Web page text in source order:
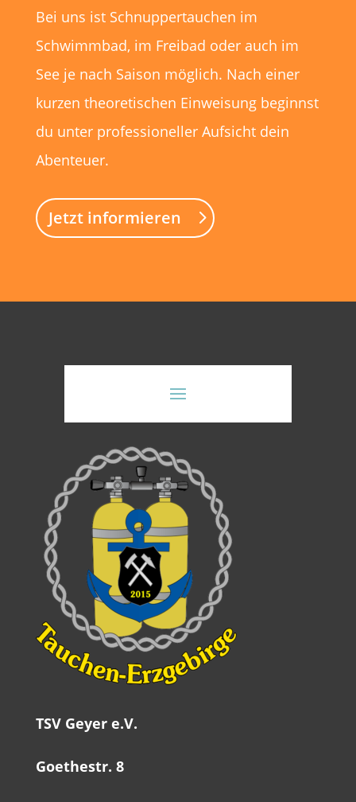
Bei uns ist Schnuppertauchen im
Schwimmbad, im Freibad oder auch im
See je nach Saison möglich. Nach einer
kurzen theoretischen Einweisung beginnst
du unter professioneller Aufsicht dein
Abenteuer.
Jetzt informieren
TSV Geyer e.V.
Goethestr. 8